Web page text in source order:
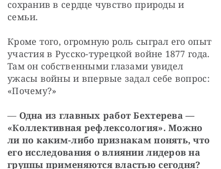
сохранив в сердце чувство природы и
семьи.
Кроме того, огромную роль сыграл его опыт
участия в Русско-турецкой войне 1877 года.
Там он собственными глазами увидел
ужасы войны и впервые задал себе вопрос:
«Почему?»
— Одна из главных работ Бехтерева —
«Коллективная рефлексология». Можно
ли по каким-либо признакам понять, что
его исследования о влиянии лидеров на
группы применяются властью сегодня?